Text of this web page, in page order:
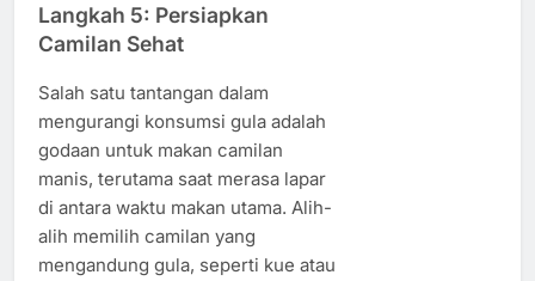
Langkah 5: Persiapkan
Camilan Sehat
Salah satu tantangan dalam
mengurangi konsumsi gula adalah
godaan untuk makan camilan
manis, terutama saat merasa lapar
di antara waktu makan utama. Alih-
alih memilih camilan yang
mengandung gula, seperti kue atau